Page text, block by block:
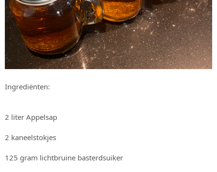
Ingrediënten:
2 liter Appelsap
2 kaneelstokjes
125 gram lichtbruine basterdsuiker